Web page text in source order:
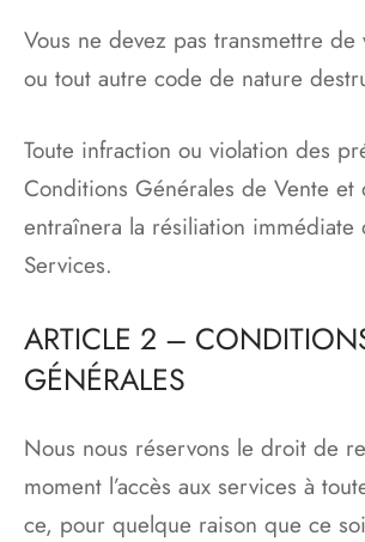
Vous ne devez pas transmettre
ou tout autre code de nature
Toute infraction ou violation des
Conditions Générales de Vente et
entraînera la résiliation immédiate
Services.
ARTICLE 2 –
GÉNÉRALES
Nous nous réservons le droit de
moment l’accès aux services à
ce, pour quelque raison que ce